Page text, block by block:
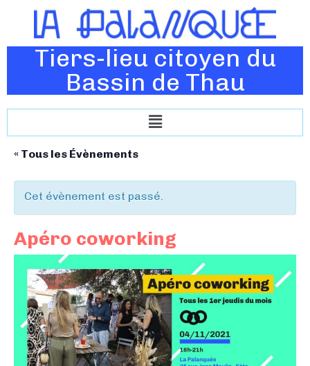
Tiers-lieu citoyen du
Bassin de Thau
« Tous les Évènements
Cet évènement est passé.
Apéro coworking